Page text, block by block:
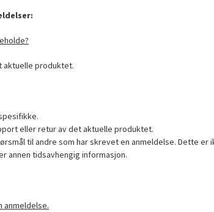
aktuelle produktet.
eller retur av det aktuelle produktet.
til andre som har skrevet en anmeldelse. Dette er
annen tidsavhengig informasjon.
anmeldelse.